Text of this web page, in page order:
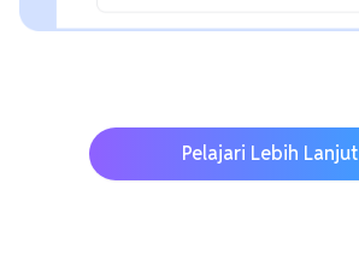
Pelajari Lebih Lanjut